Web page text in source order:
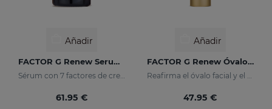
Añadir
FACTOR G Renew Serum Liposomado
Sérum con 7 factores de crecimiento
61.95 €
Añadir
FACTOR G Renew Óvalo Facial & Cuello
Reafirma el óvalo facial y el cuello
47.95 €